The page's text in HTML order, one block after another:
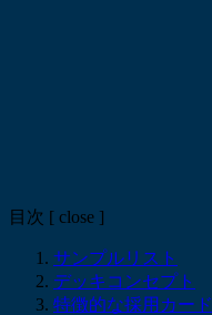
目次 [ close ]
サンプルリスト
デッキコンセプト
特徴的な採用カード